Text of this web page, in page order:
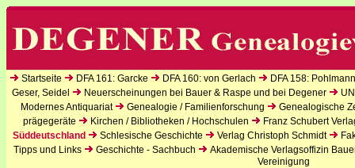
Startseite DFA 161: Garcke DFA 160: von Gerlach
DFA 158:
Geser, Seidel
Neuerscheinungen bei Bauer & Raspe und bei Degener
Modernes Antiquariat
Genealogie / Familienforschung
Genealogische
prägegeräte
Kirchen / Bibliotheken / Hochschulen
Franz Schubert
Süddeutschland
Schlesische Geschichte Verlag Christoph Schmidt
Tipps und Links
Geschichte - Sachbuch
Akademische Verlagsoffizin
Vereinigung